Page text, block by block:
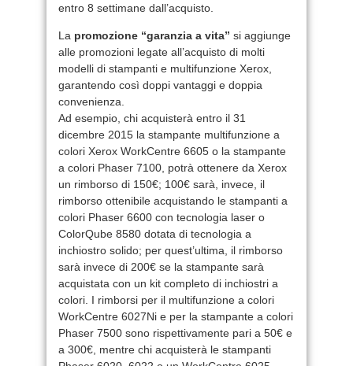
entro 8 settimane dall’acquisto.
La promozione “garanzia a vita” si aggiunge
alle promozioni legate all’acquisto di molti
modelli di stampanti e multifunzione Xerox,
garantendo così doppi vantaggi e doppia
convenienza.
Ad esempio, chi acquisterà entro il 31
dicembre 2015 la stampante multifunzione a
colori Xerox WorkCentre 6605 o la stampante
a colori Phaser 7100, potrà ottenere da Xerox
un rimborso di 150€; 100€ sarà, invece, il
rimborso ottenibile acquistando le stampanti a
colori Phaser 6600 con tecnologia laser o
ColorQube 8580 dotata di tecnologia a
inchiostro solido; per quest’ultima, il rimborso
sarà invece di 200€ se la stampante sarà
acquistata con un kit completo di inchiostri a
colori. I rimborsi per il multifunzione a colori
WorkCentre 6027Ni e per la stampante a colori
Phaser 7500 sono rispettivamente pari a 50€ e
a 300€, mentre chi acquisterà le stampanti